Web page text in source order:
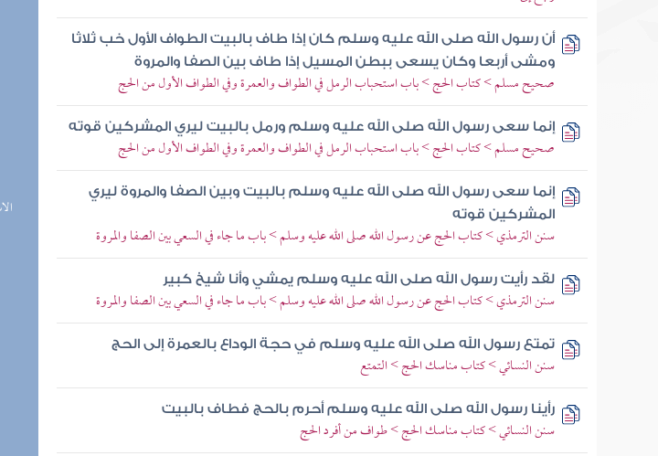
أن رسول الله صلى الله عليه وسلم كان إذا طاف بالبيت الطواف الأول خب ثلاثا
ومشى أربعا وكان يسعى ببطن المسيل إذا طاف بين الصفا والمروة
صحيح مسلم > كتاب الحج > باب استحباب الرمل في الطواف والعمرة وفي الطواف الأول من الحج
إنما سعى رسول الله صلى الله عليه وسلم ورمل بالبيت ليري المشركين قوته
صحيح مسلم > كتاب الحج > باب استحباب الرمل في الطواف والعمرة وفي الطواف الأول من الحج
إنما سعى رسول الله صلى الله عليه وسلم بالبيت وبين الصفا والمروة ليري
المشركين قوته
سنن الترمذي > كتاب الحج عن رسول الله صلى الله عليه وسلم > باب ما جاء في السعي بين الصفا والمروة
لقد رأيت رسول الله صلى الله عليه وسلم يمشي وأنا شيخ كبير
سنن الترمذي > كتاب الحج عن رسول الله صلى الله عليه وسلم > باب ما جاء في السعي بين الصفا والمروة
تمتع رسول الله صلى الله عليه وسلم في حجة الوداع بالعمرة إلى الحج
سنن النسائي > كتاب مناسك الحج > التمتع
رأينا رسول الله صلى الله عليه وسلم أحرم بالحج فطاف بالبيت
سنن النسائي > كتاب مناسك الحج > طواف من أفرد الحج